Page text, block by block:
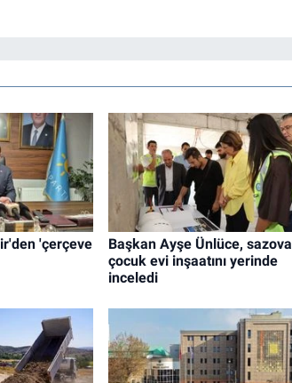
'çerçeve
Başkan Ayşe Ünlüce, sazova
çocuk evi inşaatını yerinde
inceledi